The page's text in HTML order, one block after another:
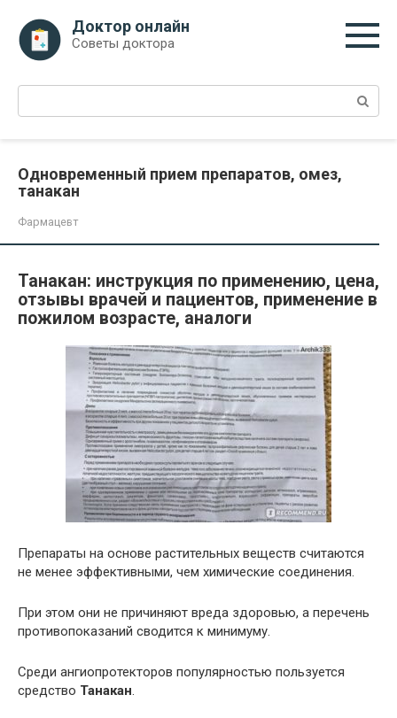
контенту
Доктор онлайн
Советы доктора
Поиск:
Одновременный прием препаратов, омез,
танакан
Фармацевт
Танакан: инструкция по применению, цена,
отзывы врачей и пациентов, применение в
пожилом возрасте, аналоги
Препараты на основе растительных веществ считаются
не менее эффективными, чем химические соединения.
При этом они не причиняют вреда здоровью, а перечень
противопоказаний сводится к минимуму.
Среди ангиопротекторов популярностью пользуется
средство Танакан.